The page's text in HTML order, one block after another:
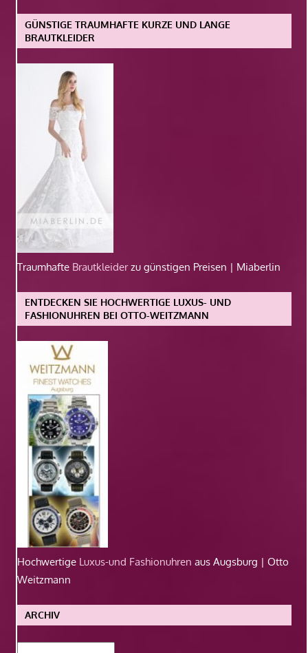
GÜNSTIGE TRAUMHAFTE KURZE UND LANGE
BRAUTKLEIDER
Traumhafte Brautkleiderzu günstigen Preisen | Miaberlin
ENTDECKEN SIE HOCHWERTIGE LUXUS- UND
FASHIONUHREN BEI OTTO-WEITZMANN
Hochwertige Luxus-und Fashionuhren aus Augsburg | Otto
Weitzmann
ARCHIV